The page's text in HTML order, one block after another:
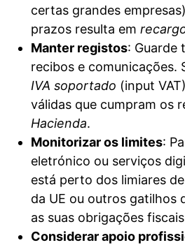
certas grandes
prazos resulta em
Manter registos: Guarde
recibos e comunicações.
IVA soportado (input
válidas que cumpram os
Hacienda.
Monitorizar os limites:
eletrónico ou serviços
está perto dos limiares
da UE ou outros gatilhos
as suas obrigações
Considerar apoio